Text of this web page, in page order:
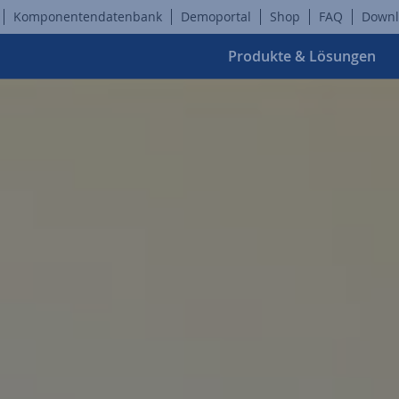
Komponentendatenbank Demoportal Shop FAQ
Produkte & Lösungen